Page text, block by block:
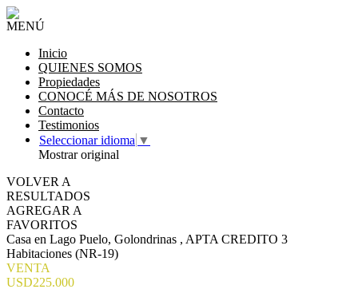
MENÚ
Inicio
QUIENES SOMOS
Propiedades
CONOCÉ MÁS DE NOSOTROS
Contacto
Testimonios
Seleccionar idioma ▼
Mostrar original
VOLVER A
RESULTADOS
AGREGAR A
FAVORITOS
Casa en Lago Puelo, Golondrinas , APTA CREDITO 3
Habitaciones (NR-19)
VENTA
USD225.000